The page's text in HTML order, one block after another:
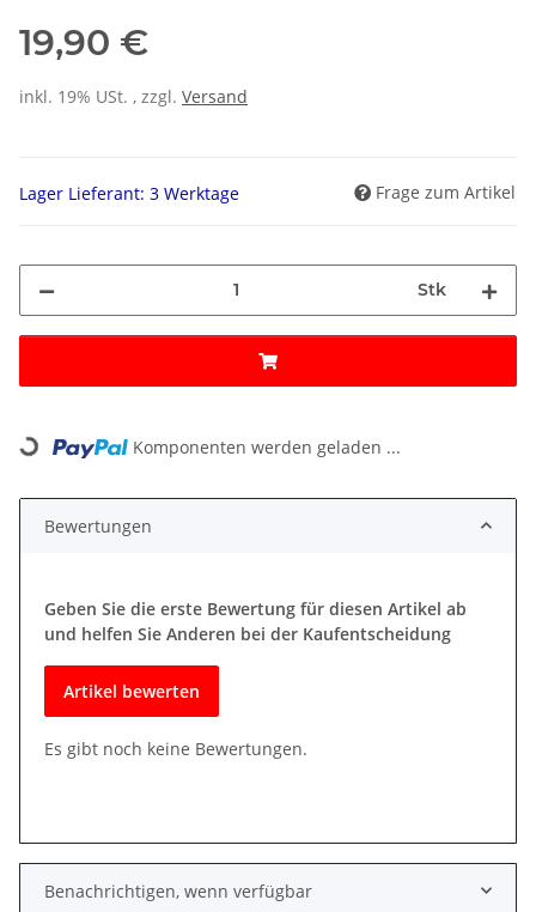
19,90 €
inkl. 19% USt. , zzgl. Versand
Lager Lieferant: 3 Werktage Frage zum Artikel
Stk
Loading... Komponenten werden geladen ...
Bewertungen
Geben Sie die erste Bewertung für diesen Artikel ab
und helfen Sie Anderen bei der Kaufentscheidung
Artikel bewerten
Es gibt noch keine Bewertungen.
Benachrichtigen, wenn verfügbar